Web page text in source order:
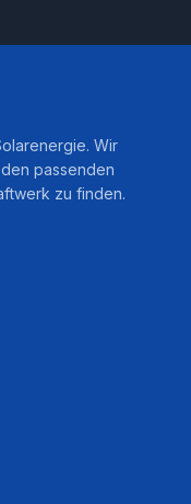
Wir
passenden
zu finden.